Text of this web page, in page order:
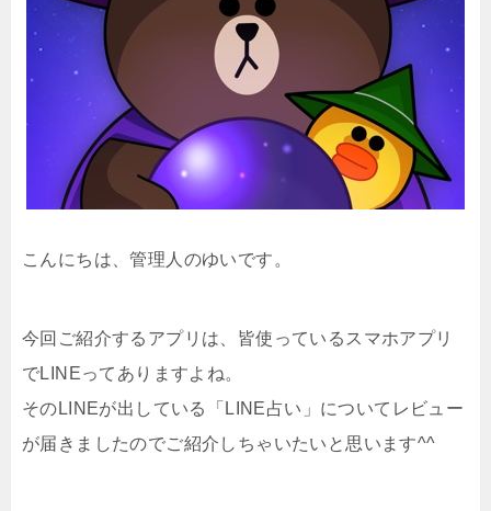
こんにちは、管理人のゆいです。
今回ご紹介するアプリは、皆使っているスマホアプリ
でLINEってありますよね。
そのLINEが出している「LINE占い」についてレビュー
が届きましたのでご紹介しちゃいたいと思います^^